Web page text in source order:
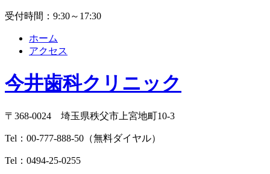
受付時間：9:30～17:30
ホーム
アクセス
今井歯科クリニック
〒368-0024 埼玉県秩父市上宮地町10-3
Tel： 00-777-888-50 （無料ダイヤル）
Tel： 0494-25-0255